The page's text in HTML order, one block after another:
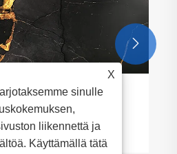
Panelin edut.

X
sinulle
liikennettä ja
Käyttämällä tätä